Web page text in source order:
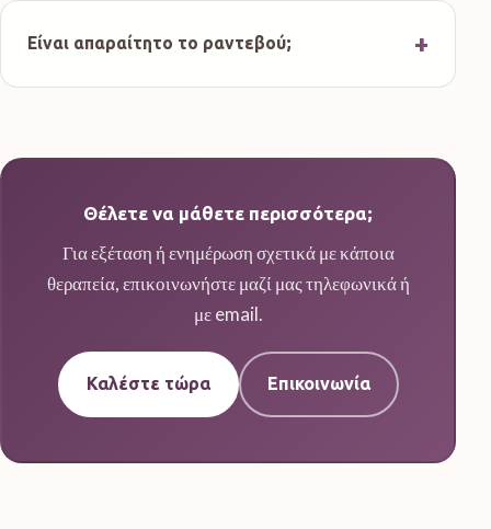
Είναι απαραίτητο το ραντεβού;
Θέλετε να μάθετε περισσότερα;
Για εξέταση ή ενημέρωση σχετικά με κάποια
θεραπεία, επικοινωνήστε μαζί μας τηλεφωνικά ή
με email.
Καλέστε τώρα Επικοινωνία